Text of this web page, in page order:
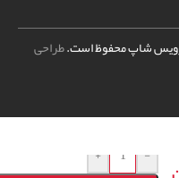
شاپ محفوظ است.طراحی
-
+